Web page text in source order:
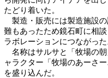
たどり着いた。
製造・販売には製造施設
難もあったため鏡石町に相
ラボレーションにつながった
名称はサルサと「牧場の
ャラクター「牧場のあーさ
を盛り込んだ。